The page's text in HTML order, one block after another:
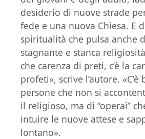
desiderio di nuove strade
fede e una nuova Chiesa. E
spiritualità che pulsa anche
stagnante e stanca
che carenza di preti, c’è la
profeti», scrive l’autore.
persone che non si
il religioso, ma di “operai”
intuire le nuove attese e
lontano».